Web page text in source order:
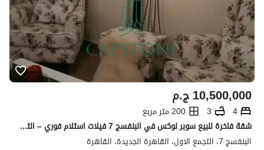
ج.م10,500,000
4
3
200 متر مربع
شقة فاخرة للبيع سوبر لوكس في البنفسج 7 فيلات استلام فوري – التجمع الخامس
البنفسج 7، التجمع الاول، القاهرة الجديدة، القاهرة